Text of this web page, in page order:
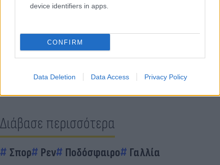
device identifiers in apps.
CONFIRM
Data Deletion Data Access Privacy Policy
Flash.grστην αναζήτηση τηςGoogle
Διάβασε περισσότερα
Σπορ Ρεν Ποδόσφαιρο Γαλλία